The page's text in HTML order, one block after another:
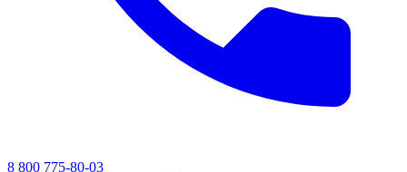
8 800 775-80-03